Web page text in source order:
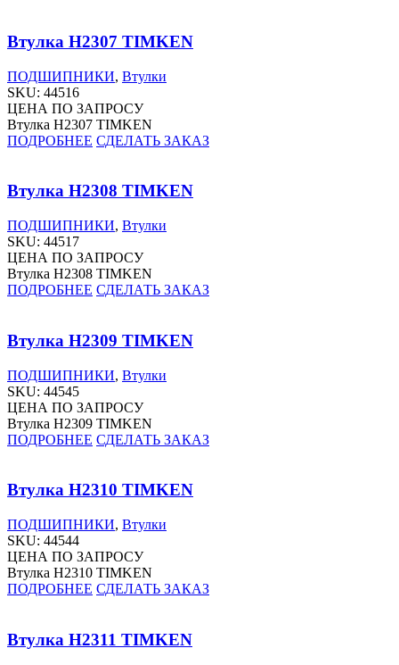
Втулка H2307 TIMKEN
ПОДШИПНИКИ, Втулки
SKU: 44516
ЦЕНА ПО ЗАПРОСУ
Втулка H2307 TIMKEN
ПОДРОБНЕЕ СДЕЛАТЬ ЗАКАЗ
Втулка H2308 TIMKEN
ПОДШИПНИКИ, Втулки
SKU: 44517
ЦЕНА ПО ЗАПРОСУ
Втулка H2308 TIMKEN
ПОДРОБНЕЕ СДЕЛАТЬ ЗАКАЗ
Втулка H2309 TIMKEN
ПОДШИПНИКИ, Втулки
SKU: 44545
ЦЕНА ПО ЗАПРОСУ
Втулка H2309 TIMKEN
ПОДРОБНЕЕ СДЕЛАТЬ ЗАКАЗ
Втулка H2310 TIMKEN
ПОДШИПНИКИ, Втулки
SKU: 44544
ЦЕНА ПО ЗАПРОСУ
Втулка H2310 TIMKEN
ПОДРОБНЕЕ СДЕЛАТЬ ЗАКАЗ
Втулка H2311 TIMKEN